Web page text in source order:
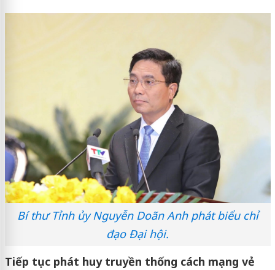
Bí thư Tỉnh ủy Nguyễn Doãn Anh phát biểu chỉ
đạo Đại hội.
Tiếp tục phát huy truyền thống cách mạng vẻ